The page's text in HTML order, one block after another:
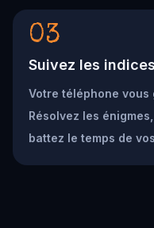
03
Suivez les
Votre téléphone
Résolvez les
battez le temps de